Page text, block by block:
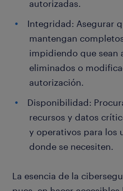
autorizadas.
Integridad: Asegurar
mantengan
impidiendo que sean
eliminados o
autorización.
Disponibilidad:
recursos y datos
y operativos para los
donde se necesiten.
La esencia de la